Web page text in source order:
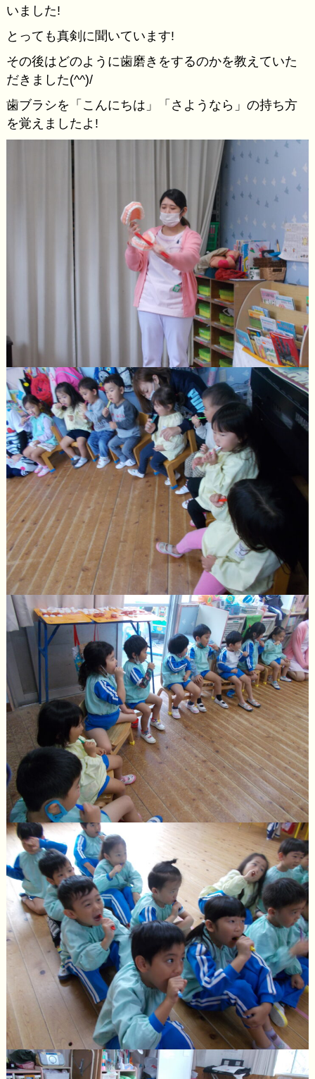
いました!
とっても真剣に聞いています!
その後はどのように歯磨きをするのかを教えていた
だきました(^^)/
歯ブラシを「こんにちは」「さようなら」の持ち方
を覚えましたよ!